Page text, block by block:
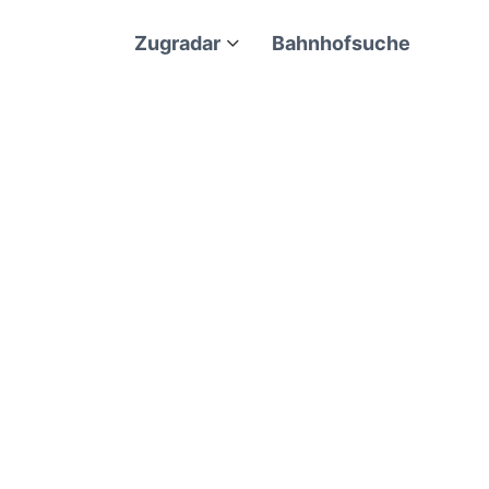
Zugradar Bahnhofsuche